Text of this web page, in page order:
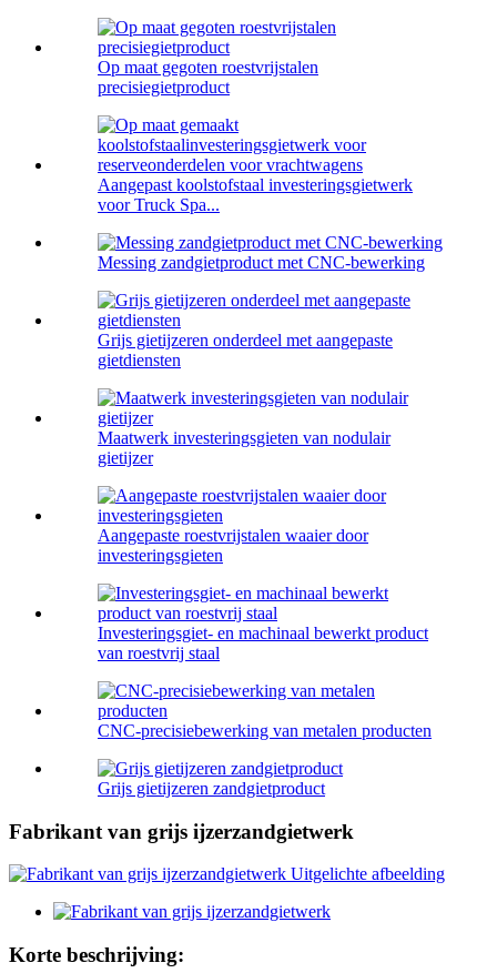
Op maat gegoten roestvrijstalen
precisiegietproduct
Aangepast koolstofstaal investeringsgietwerk
voor Truck Spa...
Messing zandgietproduct met CNC-bewerking
Grijs gietijzeren onderdeel met aangepaste
gietdiensten
Maatwerk investeringsgieten van nodulair
gietijzer
Aangepaste roestvrijstalen waaier door
investeringsgieten
Investeringsgiet- en machinaal bewerkt product
van roestvrij staal
CNC-precisiebewerking van metalen producten
Grijs gietijzeren zandgietproduct
Fabrikant van grijs ijzerzandgietwerk
Korte beschrijving: